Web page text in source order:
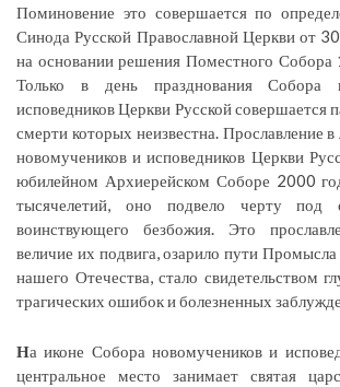
Поминовение это совершается по
Синода Русской Православной Церкви от
на основании решения Поместного
Только в день празднования Собора
исповедников Церкви Русской совершается
смерти которых неизвестна. Прославление
новомучеников и исповедников Церкви
юбилейном Архиерейском Соборе 2000
тысячелетий, оно подвело черту под
воинствующего безбожия. Это
величие их подвига, озарило пути
нашего Отечества, стало свидетельством
трагических ошибок и болезненных
На иконе Собора новомучеников и
центральное место занимает святая